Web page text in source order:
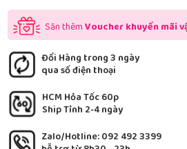
Săn thêmVoucher khuyến mãi
Đổi Hàng trong 3 ngày
qua số điện thoại
HCM Hỏa Tốc 60p
Ship Tỉnh 2-4 ngày
Zalo/Hotline: 092 492 3399